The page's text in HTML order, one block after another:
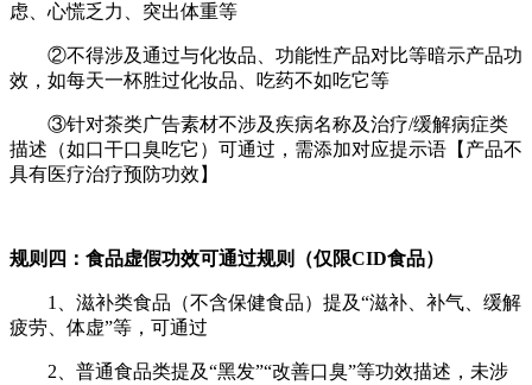
虑、心慌乏力、突出体重等
②不得涉及通过与化妆品、功能性产品对比等暗示产品功
效，如每天一杯胜过化妆品、吃药不如吃它等
③针对茶类广告素材不涉及疾病名称及治疗/缓解病症类
描述（如口干口臭吃它）可通过，需添加对应提示语【产品不
具有医疗治疗预防功效】
规则四：食品虚假功效可通过规则（仅限CID食品）
1、滋补类食品（不含保健食品）提及“滋补、补气、缓解
疲劳、体虚”等，可通过
2、普通食品类提及“黑发”“改善口臭”等功效描述，未涉